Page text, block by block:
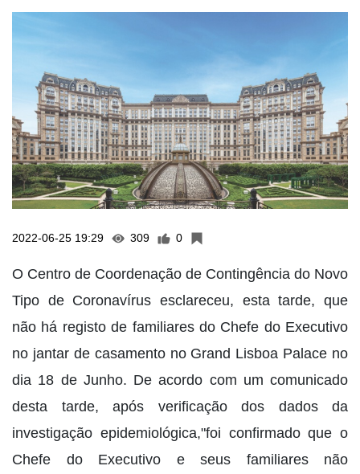
2022-06-25 19:29 309 0
O Centro de Coordenação de Contingência do Novo
Tipo de Coronavírus esclareceu, esta tarde, que
não há registo de familiares do Chefe do Executivo
no jantar de casamento no Grand Lisboa Palace no
dia 18 de Junho. De acordo com um comunicado
desta tarde, após verificação dos dados da
investigação epidemiológica,"foi confirmado que o
Chefe do Executivo e seus familiares não